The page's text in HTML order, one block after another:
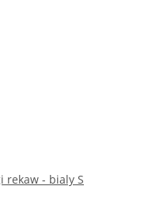
rekaw - bialy S